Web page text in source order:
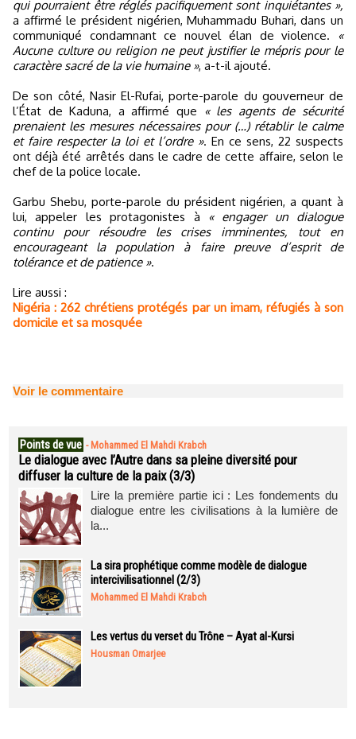
qui pourraient être réglés pacifiquement sont inquiétantes »,
a affirmé le président nigérien, Muhammadu Buhari, dans un
communiqué condamnant ce nouvel élan de violence.
«
Aucune culture ou religion ne peut justifier le mépris pour le
caractère sacré de la vie humaine », a-t-il ajouté.
De son côté, Nasir El-Rufai, porte-parole du gouverneur de
l’État de Kaduna, a affirmé que
« les agents de sécurité
prenaient les mesures nécessaires pour (…) rétablir le calme
et faire respecter la loi et l’ordre ». En ce sens, 22 suspects
ont déjà été arrêtés dans le cadre de cette affaire, selon le
chef de la police locale.
Garbu Shebu, porte-parole du président nigérien, a quant à
lui, appeler les protagonistes à
« engager un dialogue
continu pour résoudre les crises imminentes, tout en
encourageant la population à faire preuve d’esprit de
tolérance et de patience ».
Lire aussi :
Nigéria : 262 chrétiens protégés par un imam, réfugiés à son
domicile et sa mosquée
Voir le commentaire
Points de vue - Mohammed El Mahdi Krabch
Le dialogue avec l’Autre dans sa pleine diversité pour
diffuser la culture de la paix (3/3)
Lire la première partie ici : Les fondements du
dialogue entre les civilisations à la lumière de
la...
La sira prophétique comme modèle de dialogue
intercivilisationnel (2/3)
Mohammed El Mahdi Krabch
Les vertus du verset du Trône – Ayat al-Kursi
Housman Omarjee